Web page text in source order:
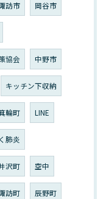
訪市 岡谷市
協会 中野市
キッチン下収納
輪町 LINE
肺炎
沢町 空中
訪町 辰野町